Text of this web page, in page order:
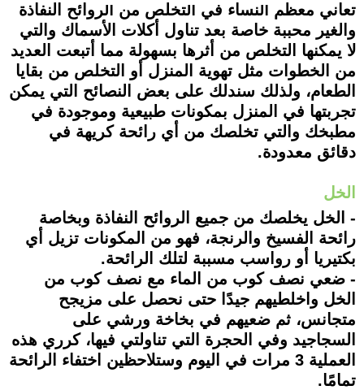
تعاني معظم النساء في التخلص من الروائح النفاذة
والغير محببة خاصة بعد تناول أكلات الأسماك والتي
لا يمكنها التخلص من أثرها بسهولة مما أتبعت العديد
من الخطوات مثل تهوية المنزل أو التخلص من بقايا
الطعام، ولذلك سندلك على بعض النصائح التي يمكن
تجربتها في المنزل بمكونات طبيعية وموجودة في
مطبخك والتي تخلصك من أي رائحة كريهة في
دقائق معدودة.
الخل
- الخل يخلصك من جميع الروائح النفاذة وبخاصة
رائحة الفسيخ والرنجة، فهو من المكونات تزيل أي
بكتيريا أو رواسب مسببة لتلك الرائحة.
- ضعي نصف كوب من الماء مع نصف كوب من
الخل واخلطيهم جيدًا حتى نحصل على مزيجح
متجانس، ثم ضعيهم في بخاخة ورشي على
السجاجيد وفي الحجرة التي تناولتي فيها، كرري هذه
العملية 3 مرات في اليوم وستلاحظين اختفاء الرائحة
تمامًا.